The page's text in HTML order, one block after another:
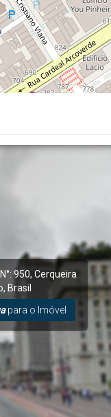
N°: 950, Cerqueira
, Brasil
para o Imóvel